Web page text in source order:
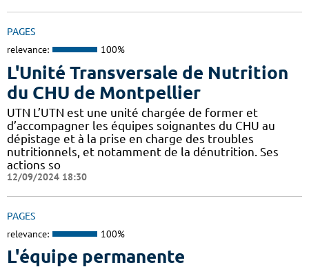
PAGES
relevance: 100%
L'Unité Transversale de Nutrition
du CHU de Montpellier
UTN L’UTN est une unité chargée de former et
d’accompagner les équipes soignantes du CHU au
dépistage et à la prise en charge des troubles
nutritionnels, et notamment de la dénutrition. Ses
actions so
12/09/2024 18:30
PAGES
relevance: 100%
L'équipe permanente